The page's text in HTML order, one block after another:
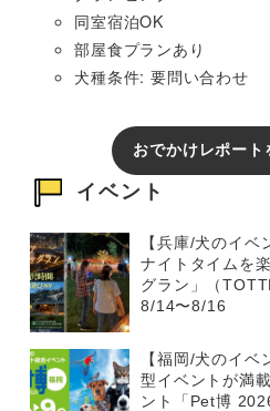
同室宿泊OK
部屋食プランあり
犬種条件: 要問い合わせ
おでかけレポート
イベント
【兵庫/犬のイ
ナイトタイムを
グラン」（
8/14〜8/16
【福岡/犬のイ
型イベントが満
ント「Pet博